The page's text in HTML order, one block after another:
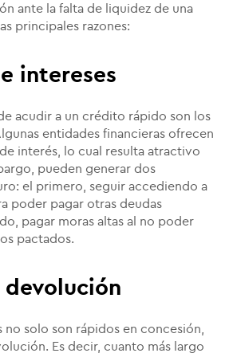
ante la falta de liquidez de una
principales razones:
intereses
acudir a un crédito rápido son los
entidades financieras ofrecen
interés, lo cual resulta atractivo
pueden generar dos
el primero, seguir accediendo a
poder pagar otras deudas
pagar moras altas al no poder
pactados.
devolución
no solo son rápidos en concesión,
Es decir, cuanto más largo